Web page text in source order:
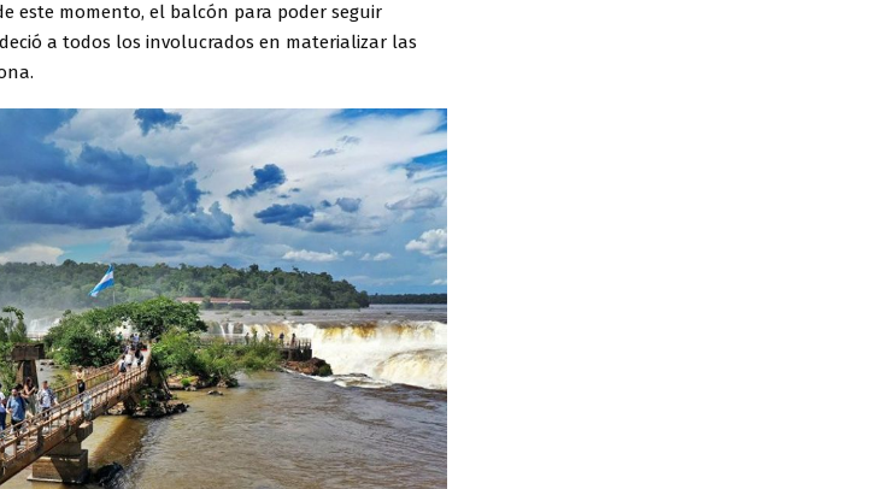
este momento, el balcón para poder seguir
a todos los involucrados en materializar las